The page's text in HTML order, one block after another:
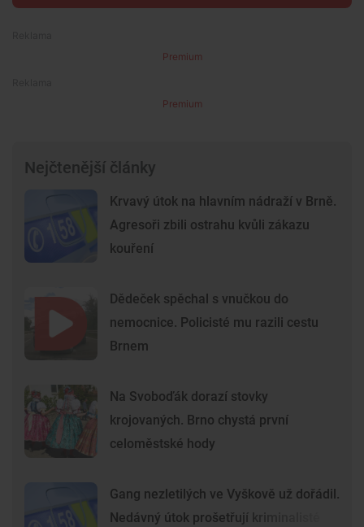
Premium
Premium
Nejčtenější články
Krvavý útok na hlavním nádraží v Brně.
Agresoři zbili ostrahu kvůli zákazu
kouření
Dědeček spěchal s vnučkou do
nemocnice. Policisté mu razili cestu
Brnem
Na Svoboďák dorazí stovky
krojovaných. Brno chystá první
celoměstské hody
Gang nezletilých ve Vyškově už dořádil.
Nedávný útok prošetřují kriminalisté